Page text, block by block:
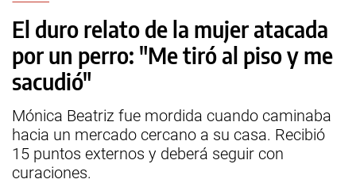
El duro relato de la mujer atacada
por un perro: "Me tiró al piso y me
sacudió"
Mónica Beatriz fue mordida cuando caminaba
hacia un mercado cercano a su casa. Recibió
15 puntos externos y deberá seguir con
curaciones.